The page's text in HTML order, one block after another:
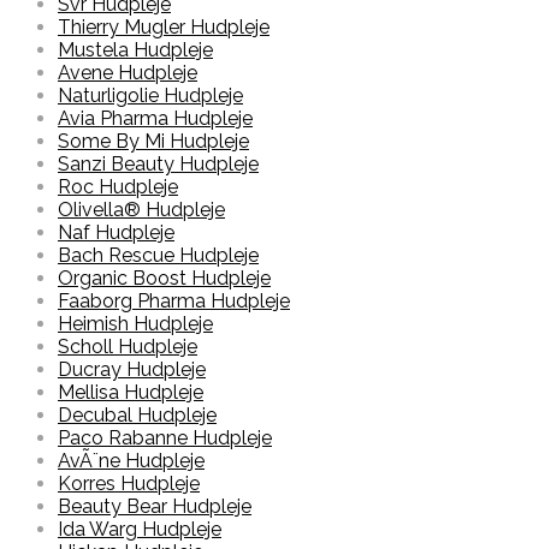
Svr Hudpleje
Thierry Mugler Hudpleje
Mustela Hudpleje
Avene Hudpleje
Naturligolie Hudpleje
Avia Pharma Hudpleje
Some By Mi Hudpleje
Sanzi Beauty Hudpleje
Roc Hudpleje
Olivella® Hudpleje
Naf Hudpleje
Bach Rescue Hudpleje
Organic Boost Hudpleje
Faaborg Pharma Hudpleje
Heimish Hudpleje
Scholl Hudpleje
Ducray Hudpleje
Mellisa Hudpleje
Decubal Hudpleje
Paco Rabanne Hudpleje
AvÃ¨ne Hudpleje
Korres Hudpleje
Beauty Bear Hudpleje
Ida Warg Hudpleje